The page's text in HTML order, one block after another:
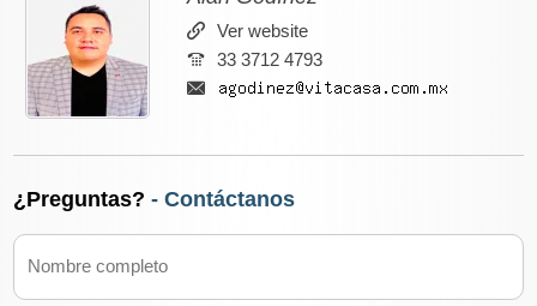
Ver website
33 3712 4793
¿Preguntas? - Contáctanos